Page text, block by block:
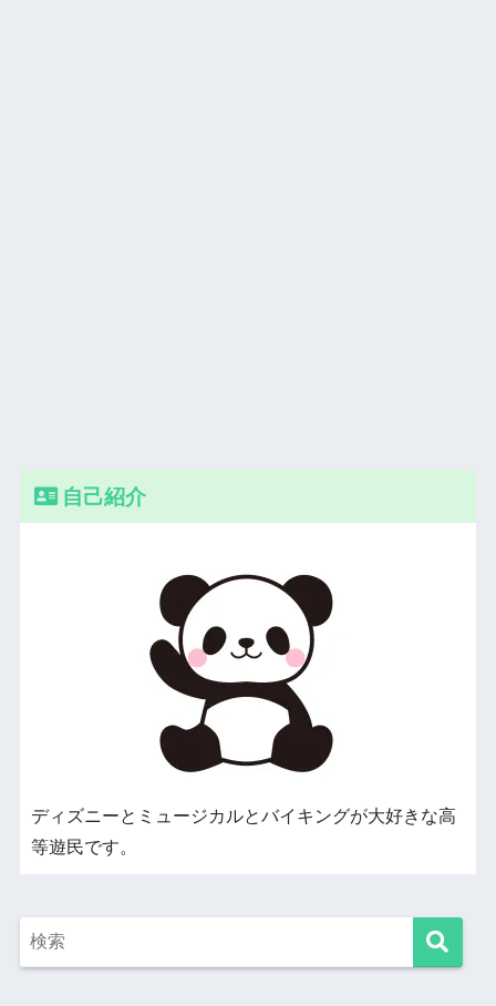
自己紹介
ディズニーとミュージカルとバイキングが大好きな高
等遊民です。